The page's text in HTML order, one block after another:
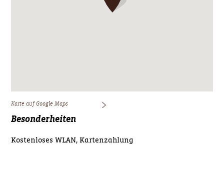
Karte auf Google Maps
Besonderheiten
Kostenloses WLAN, Kartenzahlung